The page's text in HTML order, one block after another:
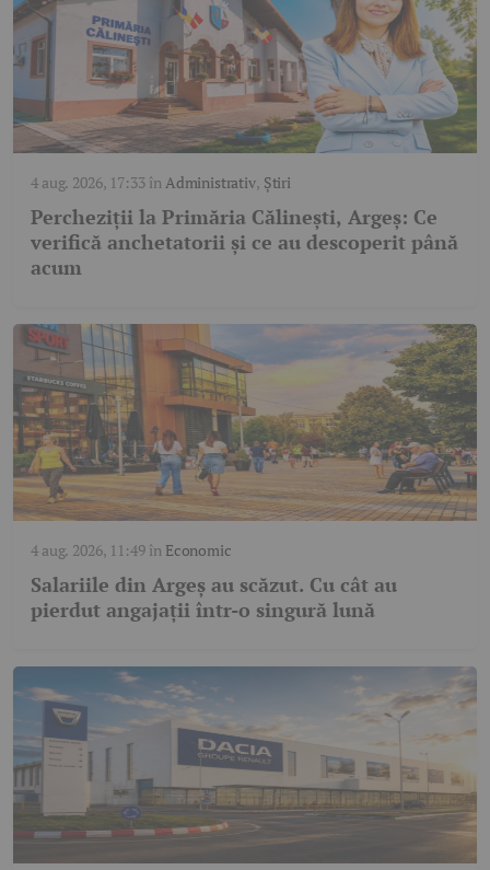
4 aug. 2026, 17:33înAdministrativ, Știri
Percheziții la Primăria Călinești, Argeș: Ce
verifică anchetatorii și ce au descoperit până
acum
4 aug. 2026, 11:49în Economic
Salariile din Argeș au scăzut. Cu cât au
pierdut angajații într-o singură lună